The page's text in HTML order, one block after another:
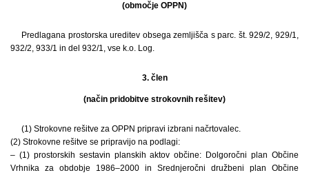
(območje OPPN)
Predlagana prostorska ureditev obsega zemljišča s parc. št. 929/2, 929/1,
932/2, 933/1 in del 932/1, vse k.o. Log.
3. člen
(način pridobitve strokovnih rešitev)
(1) Strokovne rešitve za OPPN pripravi izbrani načrtovalec.
(2) Strokovne rešitve se pripravijo na podlagi:
– (1) prostorskih sestavin planskih aktov občine: Dolgoročni plan Občine
Vrhnika za obdobje 1986–2000 in Srednjeročni družbeni plan Občine